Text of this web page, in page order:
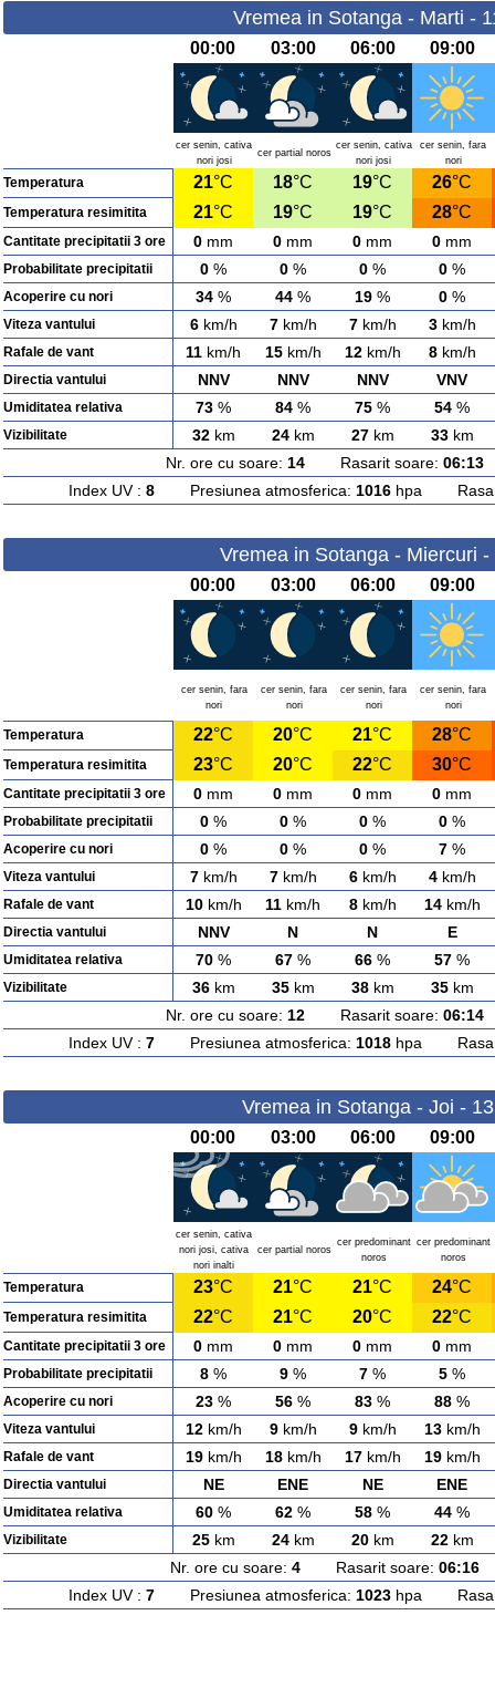
Vremea in Sotanga - Marti -
00:00 03:00 06:00 09:00
cer senin, cativa
nori josi
cer partial noros
cer senin, cativa
nori josi
cer senin, fara
nori
Temperatura 21°C 18°C 19°C 26°C
Temperatura resimitita 21°C 19°C 19°C 28°C
Cantitate precipitatii 3 ore 0 mm 0 mm 0 mm 0 mm
Probabilitate precipitatii 0 % 0 % 0 % 0 %
Acoperire cu nori 34 % 44 % 19 % 0 %
Viteza vantului 6km/h 7km/h 7km/h 3km/h
Rafale de vant 11 km/h 15km/h 12km/h 8km/h
Directia vantului NNV NNV NNV VNV
Umiditatea relativa 73 % 84 % 75 % 54 %
Vizibilitate 32km 24km 27km 33km
Nr. ore cu soare: 14Rasarit soare: 06:13
Index UV : 8Presiunea atmosferica: 1016hpa
Vremea in Sotanga - Miercuri
00:00 03:00 06:00 09:00
cer senin, fara
nori
cer senin, fara
nori
cer senin, fara
nori
cer senin, fara
nori
Temperatura 22°C 20°C 21°C 28°C
Temperatura resimitita 23°C 20°C 22°C 30°C
Cantitate precipitatii 3 ore 0 mm 0 mm 0 mm 0 mm
Probabilitate precipitatii 0 % 0 % 0 % 0 %
Acoperire cu nori 0 % 0 % 0 % 7 %
Viteza vantului 7km/h 7km/h 6km/h 4km/h
Rafale de vant 10km/h 11 km/h 8km/h 14km/h
Directia vantului NNV N N E
Umiditatea relativa 70 % 67 % 66 % 57 %
Vizibilitate 36km 35km 38km 35km
Nr. ore cu soare: 12Rasarit soare: 06:14
Index UV : 7Presiunea atmosferica: 1018hpa
Vremea in Sotanga - Joi -
00:00 03:00 06:00 09:00
cer senin, cativa
nori josi, cativa
nori inalti
cer partial noros
cer predominant
noros
cer predominant
noros
Temperatura 23°C 21°C 21°C 24°C
Temperatura resimitita 22°C 21°C 20°C 22°C
Cantitate precipitatii 3 ore 0 mm 0 mm 0 mm 0 mm
Probabilitate precipitatii 8 % 9 % 7 % 5 %
Acoperire cu nori 23 % 56 % 83 % 88 %
Viteza vantului 12km/h 9km/h 9km/h 13km/h
Rafale de vant 19km/h 18km/h 17km/h 19km/h
Directia vantului NE ENE NE ENE
Umiditatea relativa 60 % 62 % 58 % 44 %
Vizibilitate 25km 24km 20km 22km
Nr. ore cu soare: 4Rasarit soare: 06:16
Index UV : 7Presiunea atmosferica: 1023hpa